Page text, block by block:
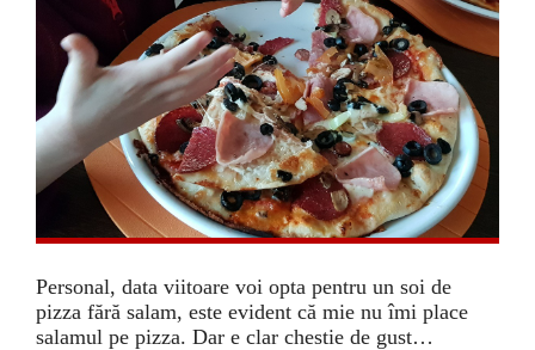
Personal, data viitoare voi opta pentru un soi de
pizza fără salam, este evident că mie nu îmi place
salamul pe pizza. Dar e clar chestie de gust…